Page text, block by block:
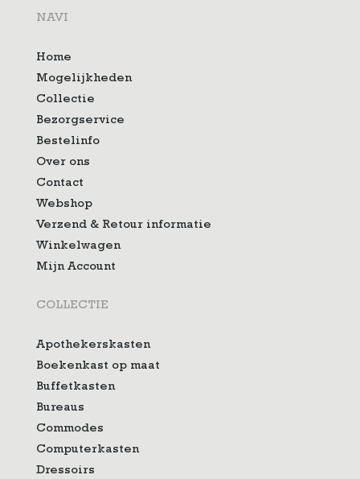
NAVI
Home
Mogelijkheden
Collectie
Bezorgservice
Bestelinfo
Over ons
Contact
Webshop
Verzend & Retour informatie
Winkelwagen
Mijn Account
COLLECTIE
Apothekerskasten
Boekenkast op maat
Buffetkasten
Bureaus
Commodes
Computerkasten
Dressoirs